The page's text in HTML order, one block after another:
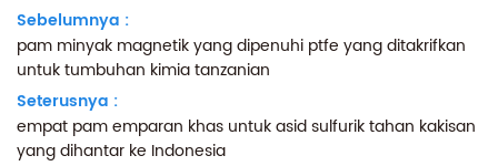
Sebelumnya :
pam minyak magnetik yang dipenuhi ptfe yang ditakrifkan
untuk tumbuhan kimia tanzanian
Seterusnya :
empat pam emparan khas untuk asid sulfurik tahan kakisan
yang dihantar ke Indonesia